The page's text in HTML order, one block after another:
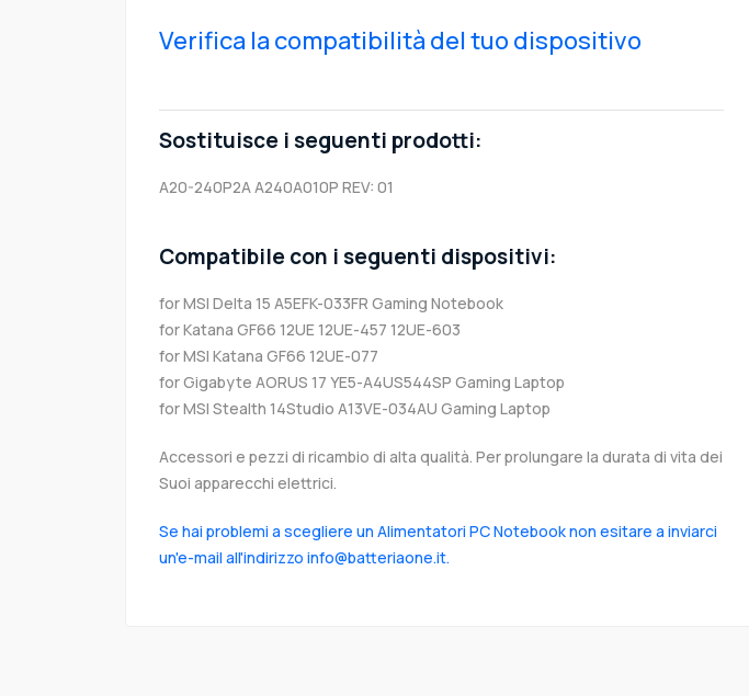
Verifica la compatibilità del tuo dispositivo
Sostituisce i seguenti prodotti:
A20-240P2A A240A010P REV: 01
Compatibile con i seguenti dispositivi:
for MSI Delta 15 A5EFK-033FR Gaming Notebook
for Katana GF66 12UE 12UE-457 12UE-603
for MSI Katana GF66 12UE-077
for Gigabyte AORUS 17 YE5-A4US544SP Gaming Laptop
for MSI Stealth 14Studio A13VE-034AU Gaming Laptop
Accessori e pezzi di ricambio di alta qualità. Per prolungare la durata di vita dei
Suoi apparecchi elettrici.
Se hai problemi a scegliere un Alimentatori PC Notebook non esitare a inviarci
un'e-mail all'indirizzo info@batteriaone.it.